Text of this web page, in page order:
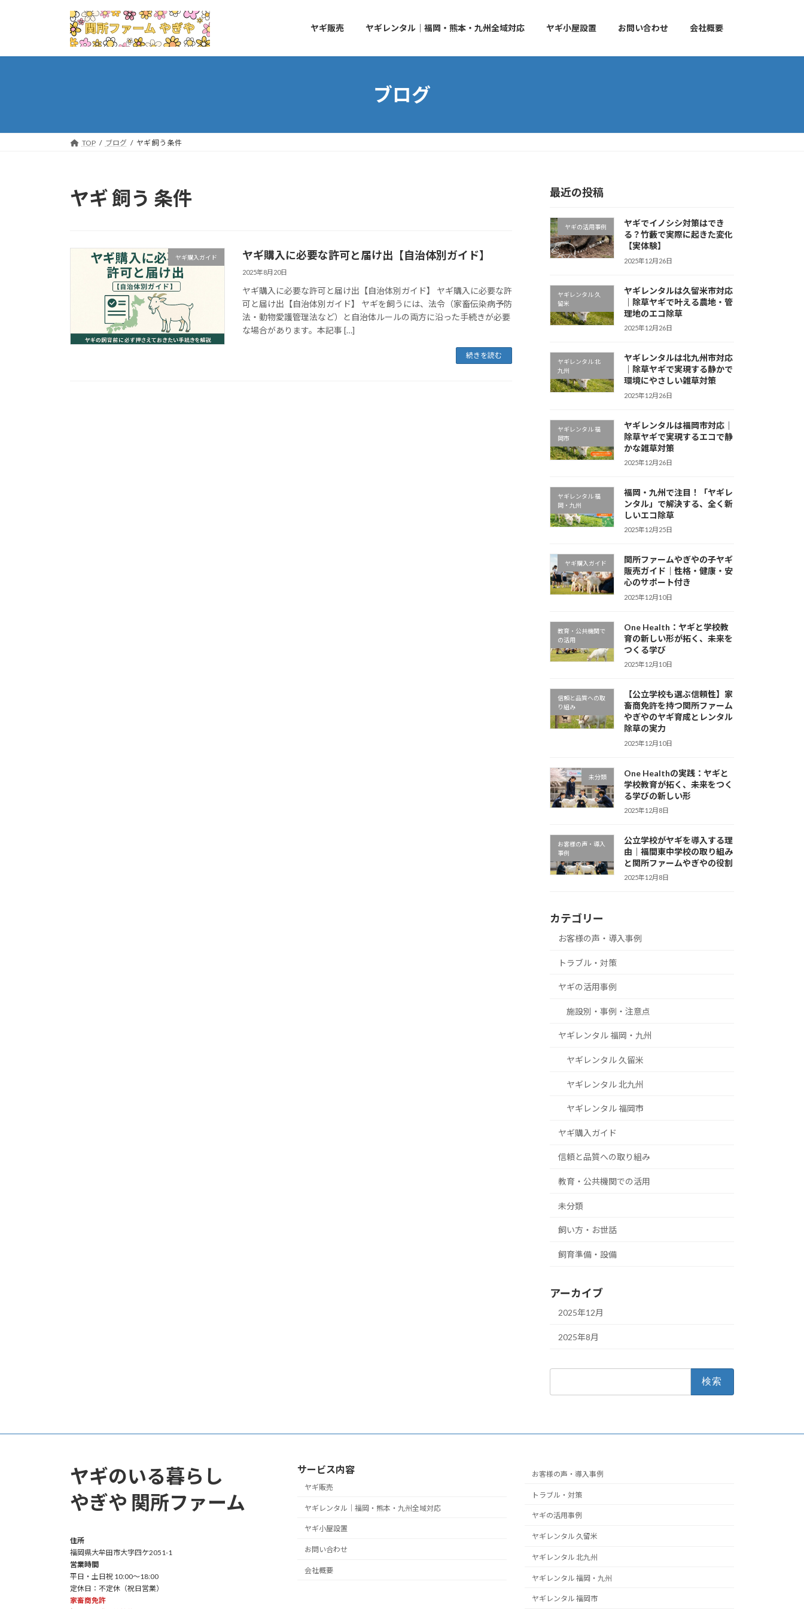
プ
動
ヤギ販売 ヤギレンタル｜福岡・熊本・九州全域対応 ヤギ小屋設置 お問い合わせ 会社概要
ブログ
TOP ブログ ヤギ 飼う 条件
ヤギ 飼う 条件
ヤギ購入ガイド ヤギ購入に必要な許可と届け出【自治体別ガイド】
2025年8月20日
ヤギ購入に必要な許可と届け出【自治体別ガイド】 ヤギ購入に必要な許
可と届け出【自治体別ガイド】 ヤギを飼うには、法令（家畜伝染病予防
法・動物愛護管理法など）と自治体ルールの両方に沿った手続きが必要
な場合があります。本記事 […]
続きを読む
最近の投稿
ヤギの活用事例
ヤギでイノシシ対策はでき
る？竹藪で実際に起きた変化
【実体験】
2025年12月26日
ヤギレンタル 久
留米
ヤギレンタルは久留米市対応
｜除草ヤギで叶える農地・管
理地のエコ除草
2025年12月26日
ヤギレンタル 北
九州
ヤギレンタルは北九州市対応
｜除草ヤギで実現する静かで
環境にやさしい雑草対策
2025年12月26日
ヤギレンタル 福
岡市
ヤギレンタルは福岡市対応｜
除草ヤギで実現するエコで静
かな雑草対策
2025年12月26日
ヤギレンタル 福
岡・九州
福岡・九州で注目！「ヤギレ
ンタル」で解決する、全く新
しいエコ除草
2025年12月25日
ヤギ購入ガイド
関所ファームやぎやの子ヤギ
販売ガイド｜性格・健康・安
心のサポート付き
2025年12月10日
教育・公共機関で
の活用
One Health：ヤギと学校教
育の新しい形が拓く、未来を
つくる学び
2025年12月10日
信頼と品質への取
り組み
【公立学校も選ぶ信頼性】家
畜商免許を持つ関所ファーム
やぎやのヤギ育成とレンタル
除草の実力
2025年12月10日
未分類
One Healthの実践：ヤギと
学校教育が拓く、未来をつく
る学びの新しい形
2025年12月8日
お客様の声・導入
事例
公立学校がヤギを導入する理
由｜福間東中学校の取り組み
と関所ファームやぎやの役割
2025年12月8日
カテゴリー
お客様の声・導入事例
トラブル・対策
ヤギの活用事例
施設別・事例・注意点
ヤギレンタル 福岡・九州
ヤギレンタル 久留米
ヤギレンタル 北九州
ヤギレンタル 福岡市
ヤギ購入ガイド
信頼と品質への取り組み
教育・公共機関での活用
未分類
飼い方・お世話
飼育準備・設備
アーカイブ
2025年12月
2025年8月
ヤギのいる暮らし
やぎや 関所ファーム
住所
福岡県大牟田市大字四ケ2051-1
営業時間
平日・土日祝 10:00～18:00
定休日：不定休（祝日営業）
家畜商免許
サービス内容
ヤギ販売
ヤギレンタル｜福岡・熊本・九州全域対応
ヤギ小屋設置
お問い合わせ
会社概要
お客様の声・導入事例
トラブル・対策
ヤギの活用事例
ヤギレンタル 久留米
ヤギレンタル 北九州
ヤギレンタル 福岡・九州
ヤギレンタル 福岡市